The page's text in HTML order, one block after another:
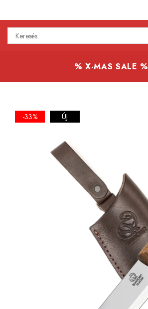
Professzionális kések
% X-MAS SALE %
-33% ÚJ